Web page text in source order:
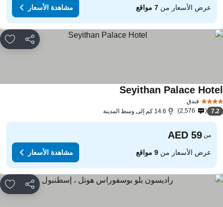
عرض الأسعار من7 مواقع مشاهدة الأسعار
مشاركة
فندق
Seyithan Palace
7.2
2,576 14.6 كم إلى وسط المدينة
من
عرض الأسعار من9 مواقع مشاهدة الأسعار
مشاركة